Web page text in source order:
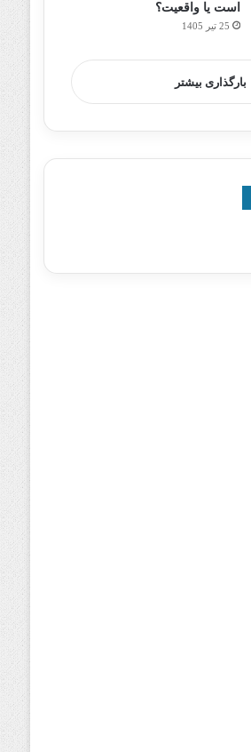
است یا واقعیت؟
25 تیر 1405
بارگذاری بیشتر